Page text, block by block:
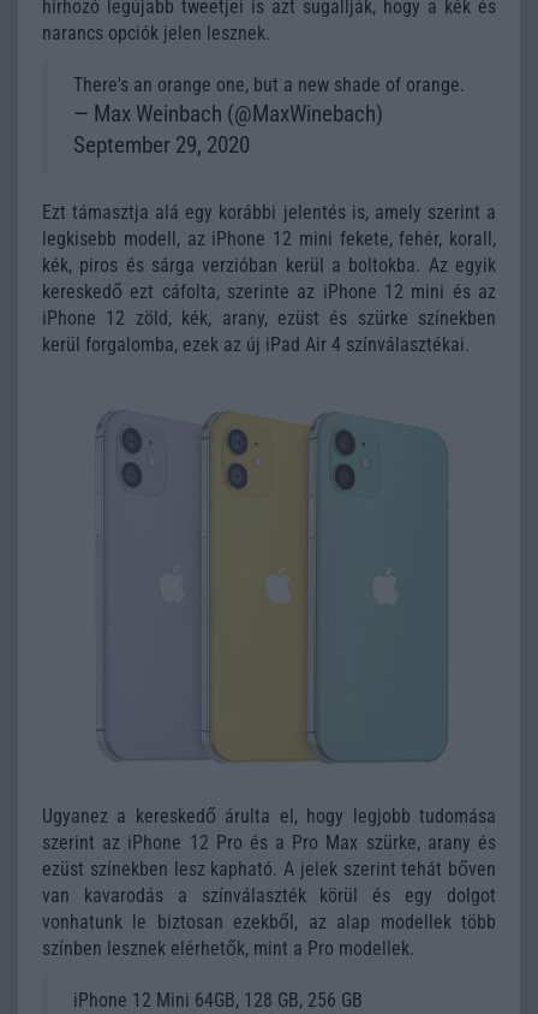
hírhozó legújabb tweetjei is azt sugallják, hogy a kék és
narancs opciók jelen lesznek.
There's an orange one, but a new shade of orange.
— Max Weinbach (@MaxWinebach)
September 29, 2020
Ezt támasztja alá egy korábbi jelentés is, amely szerint a
legkisebb modell, az iPhone 12 mini fekete, fehér, korall,
kék, piros és sárga verzióban kerül a boltokba. Az egyik
kereskedő ezt cáfolta, szerinte az iPhone 12 mini és az
iPhone 12 zöld, kék, arany, ezüst és szürke színekben
kerül forgalomba, ezek az új iPad Air 4 színválasztékai.
Ugyanez a kereskedő árulta el, hogy legjobb tudomása
szerint az iPhone 12 Pro és a Pro Max szürke, arany és
ezüst színekben lesz kapható. A jelek szerint tehát bőven
van kavarodás a színválaszték körül és egy dolgot
vonhatunk le biztosan ezekből, az alap modellek több
színben lesznek elérhetők, mint a Pro modellek.
iPhone 12 Mini 64GB, 128 GB, 256 GB